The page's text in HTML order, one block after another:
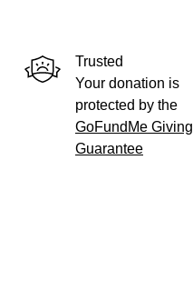
Trusted
Your donation is
protected by the
GoFundMe Giving
Guarantee